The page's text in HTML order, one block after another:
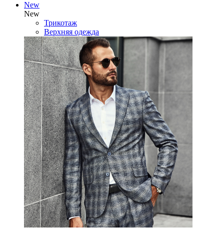
New
New
Трикотаж
Верхняя одежда